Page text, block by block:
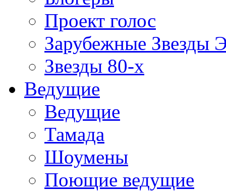
Проект голос
Зарубежные Звезды
Звезды 80-х
Ведущие
Ведущие
Тамада
Шоумены
Поющие ведущие